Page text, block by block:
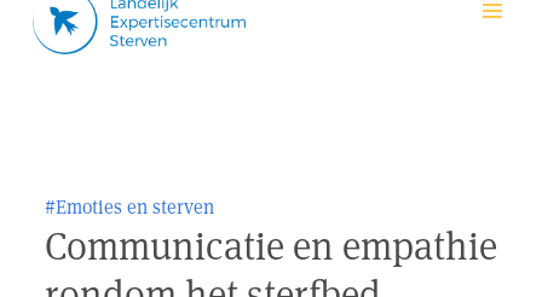
#Emoties en sterven
Communicatie en empathie